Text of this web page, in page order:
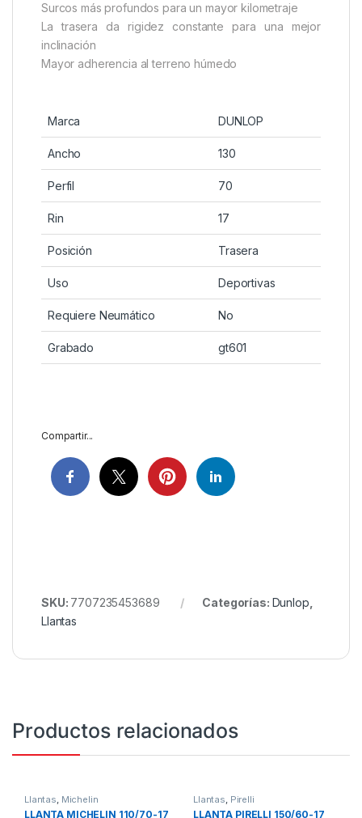
Surcos más profundos para un mayor kilometraje
La trasera da rigidez constante para una mejor
inclinación
Mayor adherencia al terreno húmedo
Marca DUNLOP
Ancho 130
Perfil 70
Rin 17
Posición Trasera
Uso Deportivas
Requiere Neumático No
Grabado gt601
Compartir...
SKU: 7707235453689 Categorías: Dunlop
Llantas
Productos relacionados
Llantas, Michelin
LLANTA MICHELIN 110/70-17
Llantas, Pirelli
LLANTA PIRELLI 150/60-17